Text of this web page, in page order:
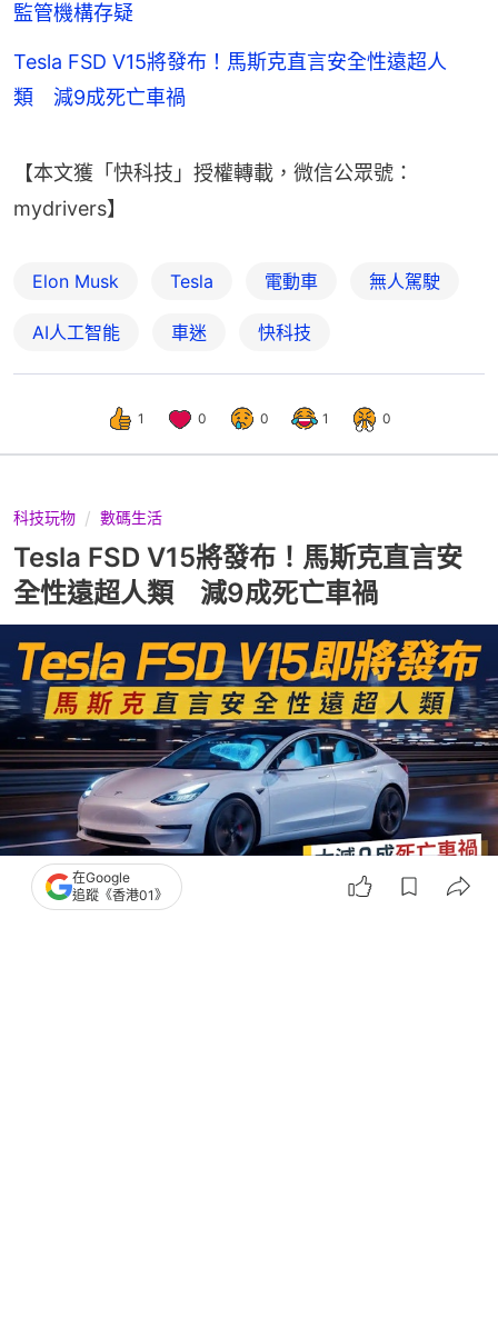
監管機構存疑
Tesla FSD V15將發布！馬斯克直言安全性遠超人
類 減9成死亡車禍
【本文獲「快科技」授權轉載，微信公眾號：
mydrivers】
Elon Musk Tesla 電動車 無人駕駛
AI人工智能 車迷 快科技
1 0 0 1 0
科技玩物 數碼生活
Tesla FSD V15將發布！馬斯克直言安
全性遠超人類 減9成死亡車禍
撰文：快科技
在Google
追蹤《香港01》